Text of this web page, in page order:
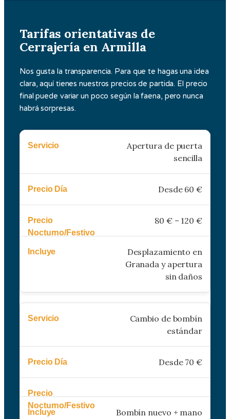
Tarifas orientativas de
Cerrajería en Armilla
Nos gusta la transparencia. Para que te hagas una idea
clara, aquí tienes nuestros precios de partida. El precio
final puede variar un poco según la faena, pero nunca
habrá sorpresas.
Apertura de puerta
sencilla
Desde 60 €
80 € – 120 €
Desplazamiento en
Granada y apertura
sin daños
Cambio de bombín
estándar
Desde 70 €
Bombín nuevo + mano